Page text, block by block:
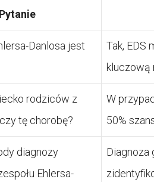
Pytanie
Danlosa jest
Tak, EDS
kluczową
rodziców z
tę chorobę?
W
50%
diagnozy
Ehlersa-
Diagnoza